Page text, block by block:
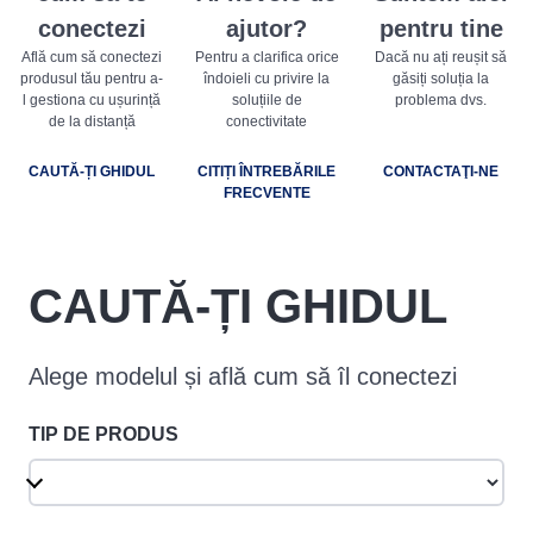
conectezi
Află cum să conectezi
produsul tău pentru a-
l gestiona cu ușurință
de la distanță
ajutor?
Pentru a clarifica orice
îndoieli cu privire la
soluțiile de
conectivitate
pentru tine
Dacă nu ați reușit să
găsiți soluția la
problema dvs.
CAUTĂ-ȚI GHIDUL
CITIȚI ÎNTREBĂRILE
FRECVENTE
CONTACTAŢI-NE
CAUTĂ-ȚI GHIDUL
Alege modelul și află cum să îl conectezi
TIP DE PRODUS